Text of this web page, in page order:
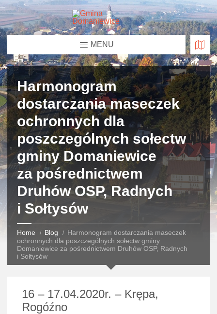
MENU
Harmonogram
dostarczania maseczek
ochronnych dla
poszczególnych sołectw
gminy Domaniewice
za pośrednictwem
Druhów OSP, Radnych
i Sołtysów
Home Blog
Harmonogram dostarczania maseczek
ochronnych dla poszczególnych sołectw gminy
Domaniewice za pośrednictwem Druhów OSP, Radnych
i Sołtysów
16 – 17.04.2020r. – Krępa,
Rogóźno